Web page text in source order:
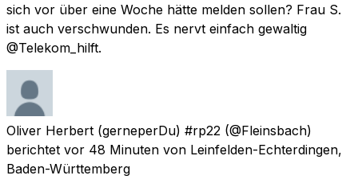
sich vor über eine Woche hätte melden sollen? Frau S.
ist auch verschwunden. Es nervt einfach gewaltig
@Telekom_hilft.
Oliver Herbert (gerneperDu) #rp22 (@Fleinsbach)
berichtet vor 48 Minuten von Leinfelden-Echterdingen,
Baden-Württemberg